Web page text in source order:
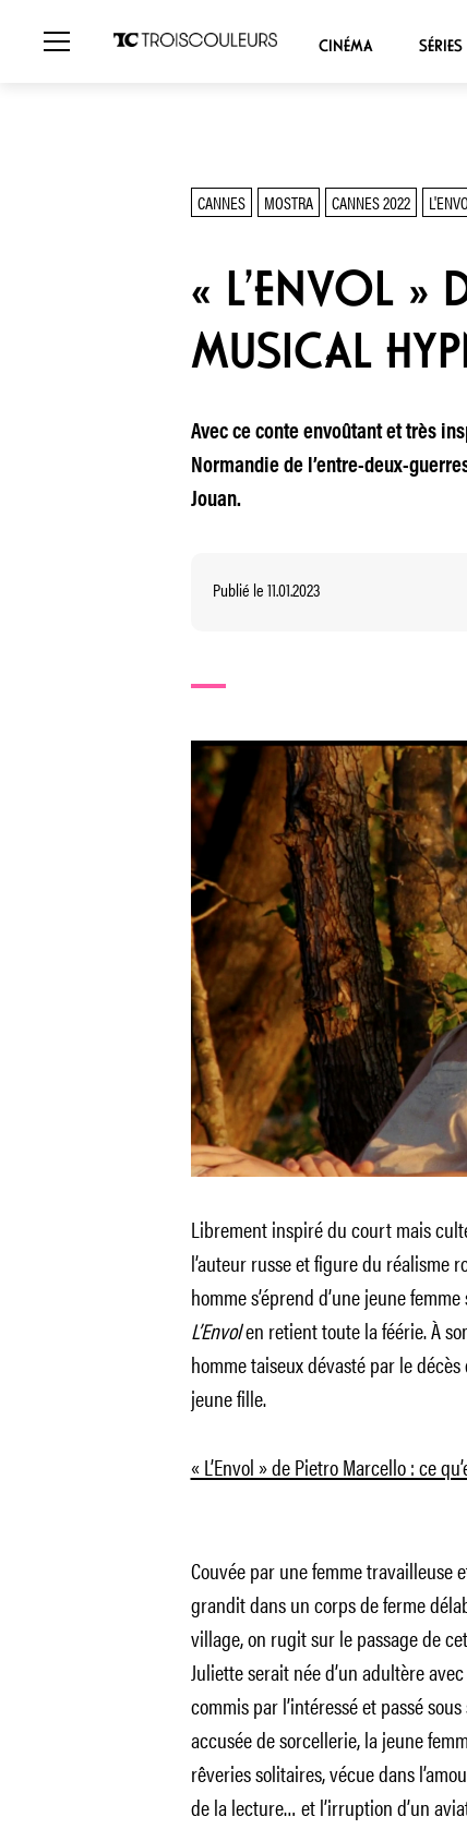
CINÉMA SÉRIES
CANNES MOSTRA CANNES 2022
« L’ENVOL »
MUSICAL
Avec ce conte envoûtant et très
Normandie de l’entre-deux-
Jouan.
Publié le 11.01.2023
Librement inspiré du court mais
l’auteur russe et figure du réalisme
homme s’éprend d’une jeune
L’Envolen retient toute la féérie. À
homme taiseux dévasté par le
jeune fille.
« L’Envol » de Pietro Marcello : ce
Couvée par une femme travailleuse
grandit dans un corps de ferme
village, on rugit sur le passage de
Juliette serait née d’un adultère
commis par l’intéressé et passé
accusée de sorcellerie, la jeune
rêveries solitaires, vécue dans
de la lecture… et l’irruption d’un